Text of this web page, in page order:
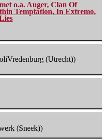
keert terug naar
o.a. Auger, Clan Of
Temptation, In Extremo,
(Utrecht))
(Sneek))